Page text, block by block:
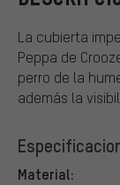
La cubierta
Peppa de
perro de la
además la
Material: